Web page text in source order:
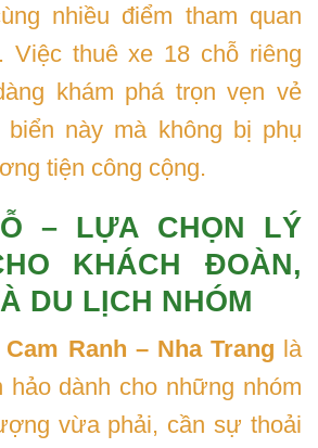
nhiều điểm tham quan
Việc thuê xe 18 chỗ riêng
khám phá trọn vẹn vẻ
biển này mà không bị phụ
tiện công cộng.
– LỰA CHỌN LÝ
KHÁCH ĐOÀN,
DU LỊCH NHÓM
Ranh – Nha Trang là
hảo dành cho những nhóm
vừa phải, cần sự thoải